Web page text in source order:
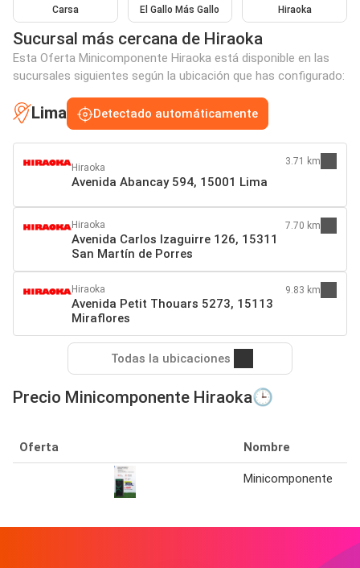
Carsa El Gallo Más Gallo Hiraoka
Sucursal más cercana de Hiraoka
Esta Oferta Minicomponente Hiraoka está disponible en las
sucursales siguientes según la ubicación que has configurado:
Lima Detectado automáticamente
Hiraoka
Avenida Abancay 594, 15001 Lima
3.71 km
Hiraoka
Avenida Carlos Izaguirre 126, 15311
San Martín de Porres
7.70 km
Hiraoka
Avenida Petit Thouars 5273, 15113
Miraflores
9.83 km
Todas la ubicaciones
Precio Minicomponente Hiraoka🕒
Oferta Nombre
Minicomponente